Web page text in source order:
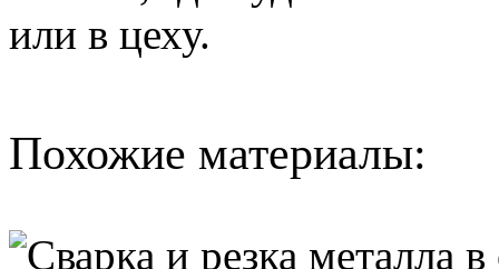
или в цеху.
Похожие материалы: